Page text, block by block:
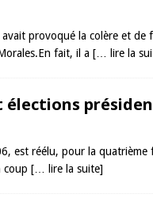
provoqué la colère et de
fait, il a [… lire la
élections
est réélu, pour la quatrième
coup [… lire la suite]